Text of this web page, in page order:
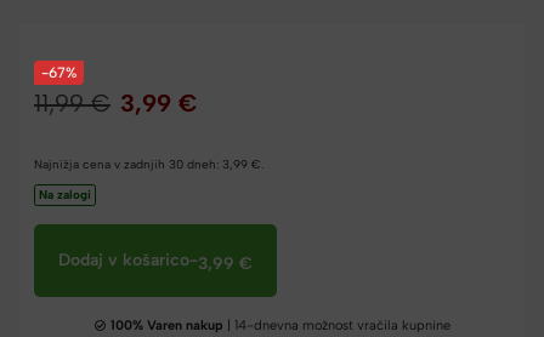
-67%
11,99€ 3,99 €
Najnižja cena v zadnjih 30 dneh: 3,99 €
Na zalogi
Dodaj v košarico-3,99 €
100% Varen nakup | 14-dnevna možnost vračila kupnine